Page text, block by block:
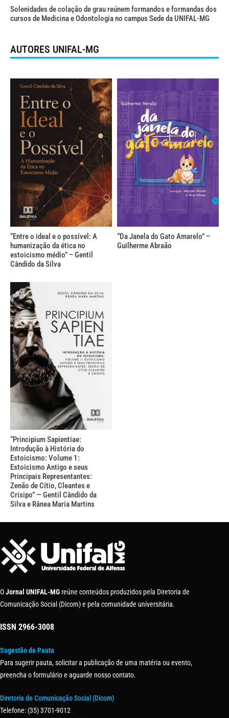
Solenidades de colação de grau reúnem formandos e formandas dos
cursos de Medicina e Odontologia no campus Sede da UNIFAL-MG
AUTORES UNIFAL-MG
“Entre o ideal e o possível: A
humanização da ética no
estoicismo médio” – Gentil
Cândido da Silva
“Da Janela do Gato Amarelo” –
Guilherme Abraão
“Principium Sapientiae:
Introdução à História do
Estoicismo: Volume 1:
Estoicismo Antigo e seus
Principais Representantes:
Zenão de Cítio, Cleantes e
Crisipo” — Gentil Cândido da
Silva e Rânea Maria Martins
OJornal UNIFAL-MG reúne conteúdos produzidos pela Diretoria de
Comunicação Social (Dicom) e pela comunidade universitária.
ISSN 2966-3008
Sugestão de Pauta
Para sugerir pauta, solicitar a publicação de uma matéria ou evento,
preencha o formulário e aguarde nosso contato.
Diretoria de Comunicação Social (Dicom)
Telefone: (35) 3701-9012